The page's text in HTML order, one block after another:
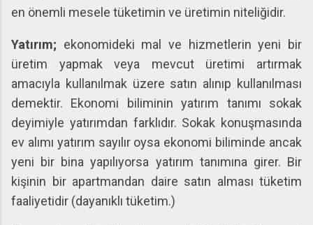
en önemli mesele tüketimin ve üretimin niteliğidir.
Yatırım; ekonomideki mal ve hizmetlerin yeni bir
üretim yapmak veya mevcut üretimi artırmak
amacıyla kullanılmak üzere satın alınıp kullanılması
demektir. Ekonomi biliminin yatırım tanımı sokak
deyimiyle yatırımdan farklıdır. Sokak konuşmasında
ev alımı yatırım sayılır oysa ekonomi biliminde ancak
yeni bir bina yapılıyorsa yatırım tanımına girer. Bir
kişinin bir apartmandan daire satın alması tüketim
faaliyetidir (dayanıklı tüketim.)